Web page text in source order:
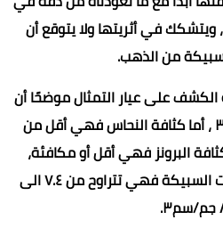
ويتشكك في أثريتها ولا يتوقع أن
من الذهب.
على عيار التمثال موضحًا أن
كثافة الذهب ١٩.٣ جم/سم٣ ، أما كثافة النحاس فهي أقل من
جم/سم٣، وكثافة البرونز فهي أقل أو مكافئة،
فهي متغيرة طبقًا لمكونات السبيكة فهي تتراوح من ٧.٤ الى